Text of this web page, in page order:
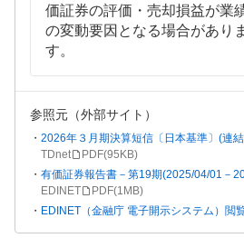
価証券の評価・売却損益が業
の変動要因となる場合がありま
す。
参照元（外部サイト）
2026年３月期決算短信〔日本基準〕(連
TDnet
PDF(95KB)
有価証券報告書－第19期(2025/04/01－
EDINET
PDF(1MB)
EDINET（金融庁 電子開示システム）閲